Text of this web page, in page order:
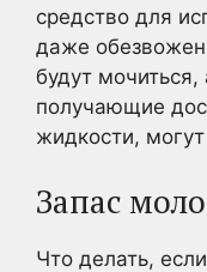
средство для
даже
будут
получающие
жидкости,
Запас
Что делать,